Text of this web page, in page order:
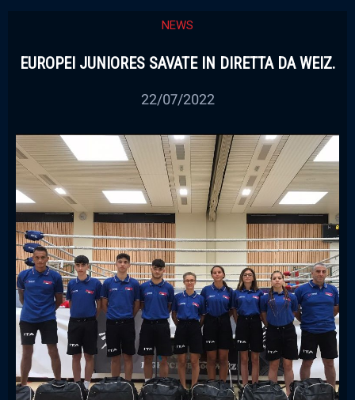
NEWS
EUROPEI JUNIORES SAVATE IN DIRETTA DA WEIZ.
22/07/2022